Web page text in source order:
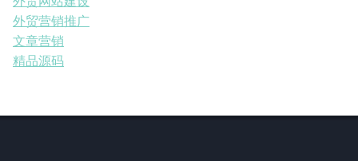
外贸营销推广
文章营销
精品源码